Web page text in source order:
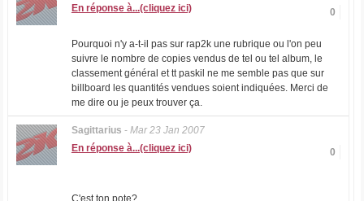
0
En réponse à...(cliquez ici)
Pourquoi n'y a-t-il pas sur rap2k une rubrique ou l'on peu
suivre le nombre de copies vendus de tel ou tel album, le
classement général et tt paskil ne me semble pas que sur
billboard les quantités vendues soient indiquées. Merci de
me dire ou je peux trouver ça.
Sagittarius - Mar 23 Jan 2007
0
En réponse à...(cliquez ici)
C'est ton pote?